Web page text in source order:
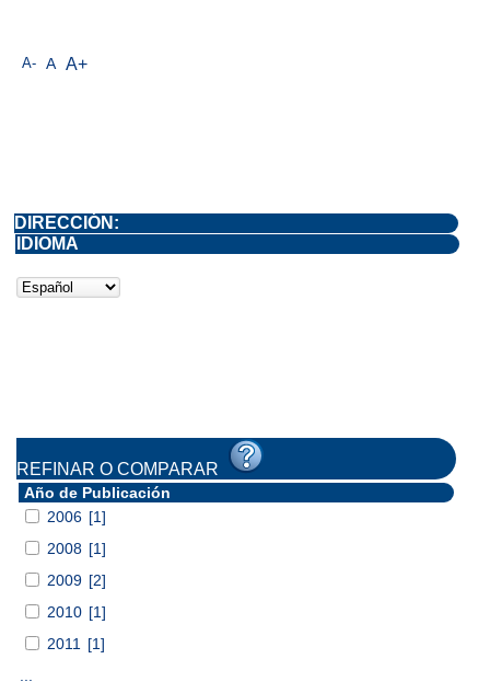
A- A A+
DIRECCIÓN:
IDIOMA
REFINAR O COMPARAR
Año de Publicación
2006 [1]
2008 [1]
2009 [2]
2010 [1]
2011
[1]